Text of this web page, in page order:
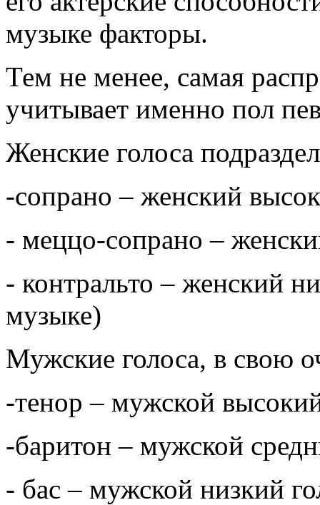
музыке факторы.
Тем не менее, самая
учитывает именно пол
Женские голоса
-сопрано – женский
- меццо-сопрано –
- контральто – женский
музыке)
Мужские голоса, в свою
-тенор – мужской
-баритон – мужской
- бас – мужской низкий